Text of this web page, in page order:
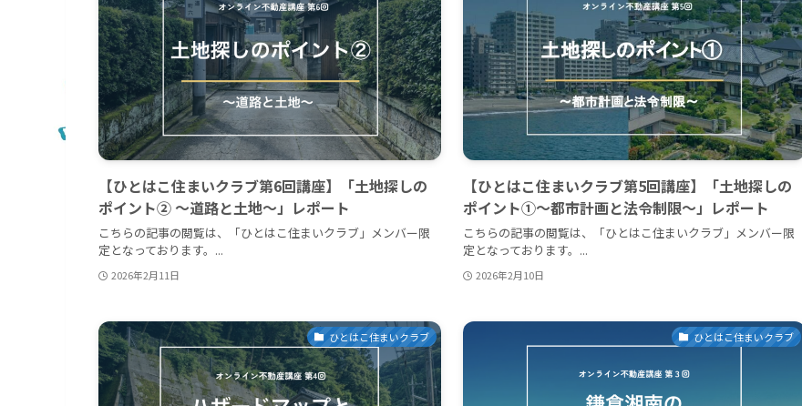
【ひとはこ住まいクラブ第6回講座】「土地探しの
ポイント② 〜道路と土地〜」レポート
こちらの記事の閲覧は、「ひとはこ住まいクラブ」メンバー限
定となっております。...
2026年2月11日
【ひとはこ住まいクラブ第5回講座】「土地探しの
ポイント①〜都市計画と法令制限〜」レポート
こちらの記事の閲覧は、「ひとはこ住まいクラブ」メンバー限
定となっております。...
2026年2月10日
ひとはこ住まいクラブ ひとはこ住まいクラブ